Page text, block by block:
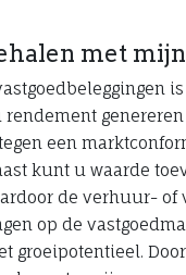
met
een
kunt u waarde
de verhuur- of
op de
groeipotentieel.